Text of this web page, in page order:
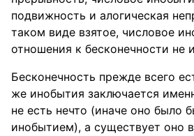
подвижность и алогическая
таком виде взятое, числовое
отношения к бесконечности не
Бесконечность прежде всего
же инобытия заключается
не есть нечто (иначе оно было
инобытием), а существует оно